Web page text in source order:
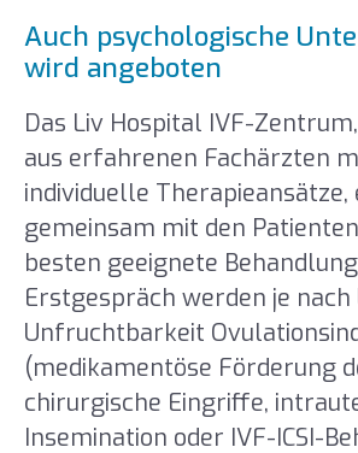
Auch psychologische
wird angeboten
Das Liv Hospital IVF-
aus erfahrenen Fachärzten
individuelle Therapieansätze,
gemeinsam mit den
besten geeignete
Erstgespräch werden je nach
Unfruchtbarkeit
(medikamentöse Förderung
chirurgische Eingriffe,
Insemination oder IVF-ICSI-